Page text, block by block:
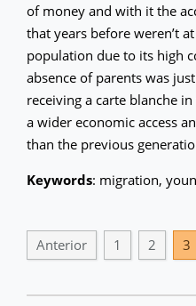
of money and with it the
that years before weren’t
population due to its high
absence of parents was
receiving a carte blanche
a wider economic access
than the previous
Keywords: migration,
Anterior 1 2 3